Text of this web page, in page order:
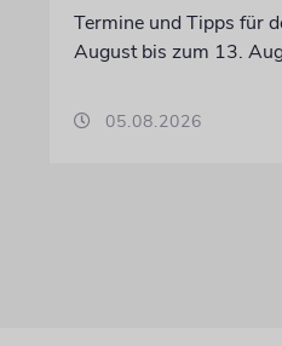
Termine und Tipps für
August bis zum 13.
05.08.2026